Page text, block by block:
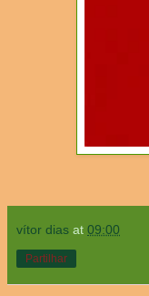
vítor dias at 09:00
Partilhar